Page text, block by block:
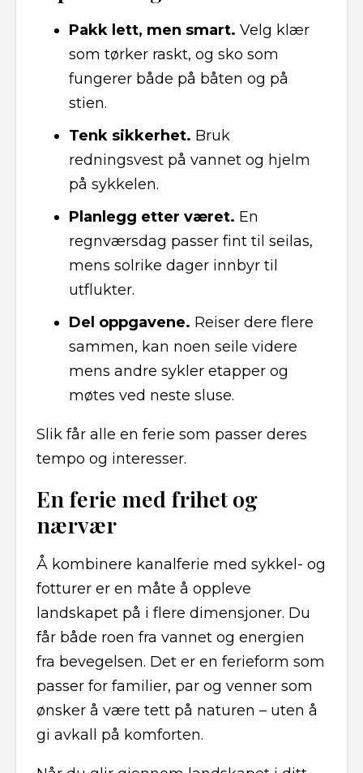
Pakk lett, men smart. Velg klær
som tørker raskt, og sko som
fungerer både på båten og på
stien.
Tenk sikkerhet. Bruk
redningsvest på vannet og hjelm
på sykkelen.
Planlegg etter været. En
regnværsdag passer fint til seilas,
mens solrike dager innbyr til
utflukter.
Del oppgavene. Reiser dere flere
sammen, kan noen seile videre
mens andre sykler etapper og
møtes ved neste sluse.
Slik får alle en ferie som passer deres
tempo og interesser.
En ferie med frihet og
nærvær
Å kombinere kanalferie med sykkel- og
fotturer er en måte å oppleve
landskapet på i flere dimensjoner. Du
får både roen fra vannet og energien
fra bevegelsen. Det er en ferieform som
passer for familier, par og venner som
ønsker å være tett på naturen – uten å
gi avkall på komforten.